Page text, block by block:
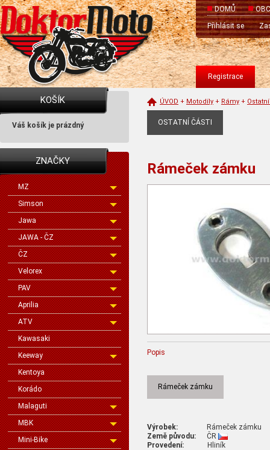
DOMŮ
Přihlásit se
Registrace
KOŠÍK
Váš košík je prázdný
ZNAČKY
MZ
Simson
Jawa
JAWA - ČZ
ČZ
Velorex
PAV
Aprilia
ATV
Kawasaki
Keeway
Kentoya
Korádo
Malaguti
MBK
Mini-Bike
ÚVOD + Motodíly + Rámy +
OSTATNÍ ČÁSTI
Rámeček zámku
Popis
Rámeček zámku
Výrobek: Rámeček zámku
Země původu: ČR
Provedení: Hliník